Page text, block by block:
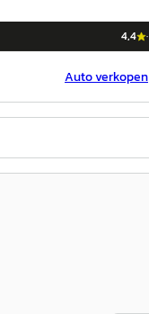
4,4 ·
Autoverkopen